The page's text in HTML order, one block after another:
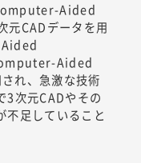
Aided
元CADデータを用
Aided
れ、急激な技術
3次元CADやその
不足していること